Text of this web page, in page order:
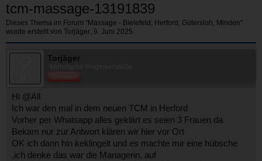
tcm-massage-13191839
Dieses Thema im Forum "Massage - Bielefeld, Herford, Gütersloh, Minden"
wurde erstellt von Torjäger, 9. Juni 2025.
Torjäger
Gesperrt
Hi @All
Ich war den mal in dem neuen TCM in Herford
Vorher per Whatsapp alles geklärt es seien 3 Frauen da
Bekam nur zur Antwort klären wir hier vor Ort
OK ich dann hin keklingelt und es machte mir eine hübsche
,ich denke das war die Managerin, auf